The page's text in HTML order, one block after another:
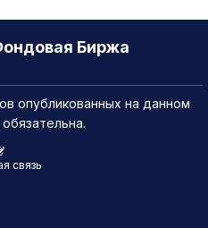
Биржа
опубликованных на данном
связь